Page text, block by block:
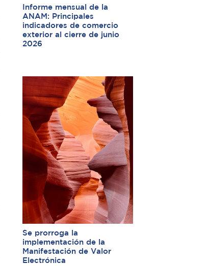
Informe mensual de la
ANAM: Principales
indicadores de comercio
exterior al cierre de junio
2026
Se prorroga la
implementación de la
Manifestación de Valor
Electrónica